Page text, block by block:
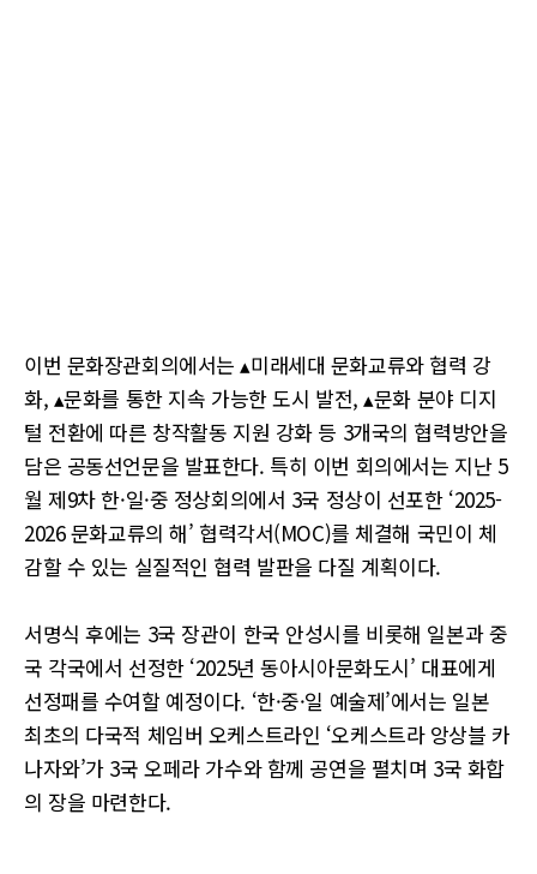
이번 문화장관회의에서는 ▴미래세대 문화교류와 협력 강
화, ▴문화를 통한 지속 가능한 도시 발전, ▴문화 분야 디지
털 전환에 따른 창작활동 지원 강화 등 3개국의 협력방안을
담은 공동선언문을 발표한다. 특히 이번 회의에서는 지난 5
월 제9차 한·일·중 정상회의에서 3국 정상이 선포한 ‘2025-
2026 문화교류의 해’ 협력각서(MOC)를 체결해 국민이 체
감할 수 있는 실질적인 협력 발판을 다질 계획이다.
서명식 후에는 3국 장관이 한국 안성시를 비롯해 일본과 중
국 각국에서 선정한 ‘2025년 동아시아문화도시’ 대표에게
선정패를 수여할 예정이다. ‘한·중·일 예술제’에서는 일본
최초의 다국적 체임버 오케스트라인 ‘오케스트라 앙상블 카
나자와’가 3국 오페라 가수와 함께 공연을 펼치며 3국 화합
의 장을 마련한다.